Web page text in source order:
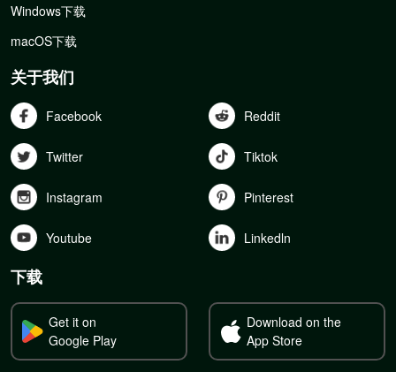
Windows下载
macOS下载
关于我们
Facebook Reddit
Twitter Tiktok
Instagram Pinterest
Youtube Linkedln
下载
Get it on
Google Play
Download on the
App Store